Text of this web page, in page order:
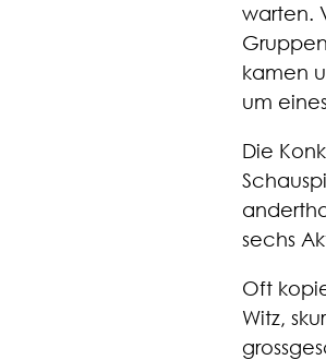
warten.
kamen
um
Die
sechs
Oft
Witz,